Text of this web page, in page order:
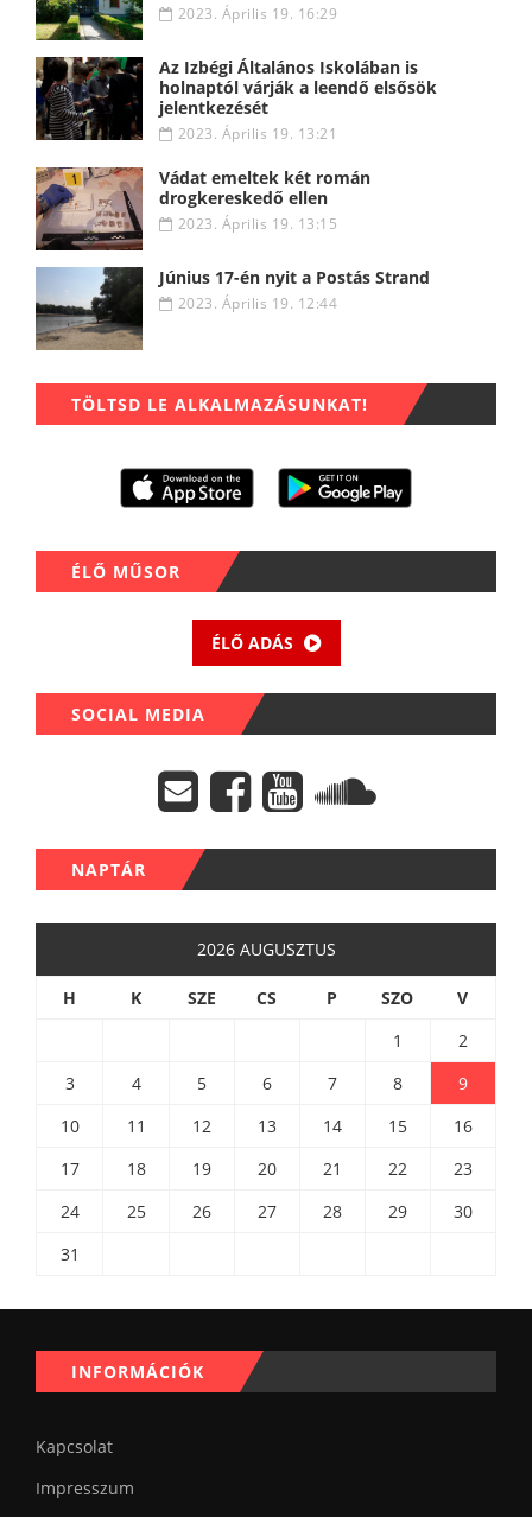
2023. Április 19. 16:29
Az Izbégi Általános Iskolában is
holnaptól várják a leendő elsősök
jelentkezését
2023. Április 19. 13:21
Vádat emeltek két román
drogkereskedő ellen
2023. Április 19. 13:15
Június 17-én nyit a Postás Strand
2023. Április 19. 12:44
TÖLTSD LE ALKALMAZÁSUNKAT!
ÉLŐ MŰSOR
ÉLŐ ADÁS
SOCIAL MEDIA
NAPTÁR
2026 AUGUSZTUS
H K SZE CS P SZO
V
1
2
3
4 5 6 7 8
9
10
11 12 13 14 15
16
17
18 19 20 21 22
23
24
25 26 27 28 29
30
31
INFORMÁCIÓK
Kapcsolat
Impresszum